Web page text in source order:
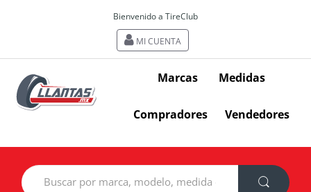
Bienvenido a TireClub
MI CUENTA
Marcas Medidas
Compradores Vendedores
Search
for: